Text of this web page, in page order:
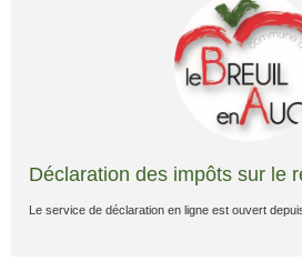
Déclaration des impôts sur le
Le service de déclaration en ligne est ouvert